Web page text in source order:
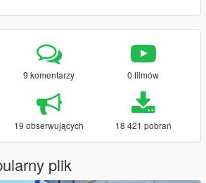
9 komentarzy 0 filmów
19 obserwujących 18 421 pobrań
plik